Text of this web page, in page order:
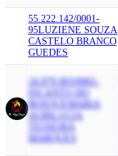
55.222.142/0001-
95LUZIENE SOUZA
CASTELO BRANCO
GUEDES
24.879.003/0001-
CANTO DO
BOSQUE
MARIA
AURILUCIA
TEIXEIRA
MARQUES